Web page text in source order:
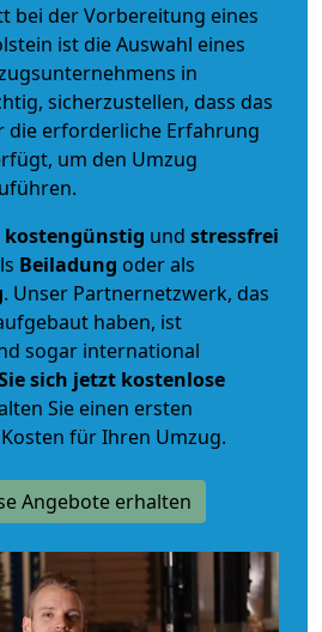
bei der Vorbereitung eines
ist die Auswahl eines
in
sicherzustellen, dass das
die erforderliche Erfahrung
um den Umzug
kostengünstig und stressfrei
Beiladung oder als
. Unser Partnernetzwerk, das
haben, ist
sogar international
sich jetzt kostenlose
Sie einen ersten
für Ihren Umzug.
Angebote erhalten